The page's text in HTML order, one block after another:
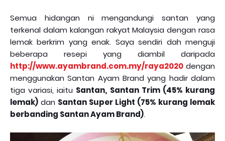
Semua hidangan ni mengandungi santan yang
terkenal dalam kalangan rakyat Malaysia dengan rasa
lemak berkrim yang enak. Saya sendiri dah menguji
beberapa resepi yang diambil daripada
http://www.ayambrand.com.my/raya2020 dengan
menggunakan Santan Ayam Brand yang hadir dalam
tiga variasi, iaitu Santan, Santan Trim (45% kurang
lemak) dan Santan Super Light (75% kurang lemak
berbanding Santan Ayam Brand).